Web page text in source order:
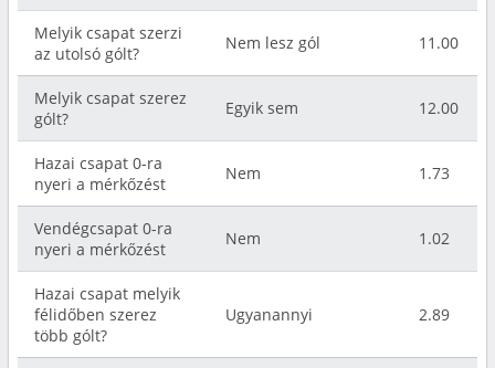
Melyik csapat szerzi
az utolsó gólt?
Nem lesz gól 11.00
Melyik csapat szerez
gólt?
Egyik sem 12.00
Hazai csapat 0-ra
nyeri a mérkőzést
Nem 1.73
Vendégcsapat 0-ra
nyeri a mérkőzést
Nem 1.02
Hazai csapat melyik
félidőben szerez
több gólt?
Ugyanannyi 2.89